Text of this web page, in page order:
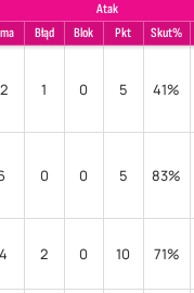
Atak
Błąd Blok Pkt Skut%
1 0 5 41%
0 0 5 83%
2 0 10 71%